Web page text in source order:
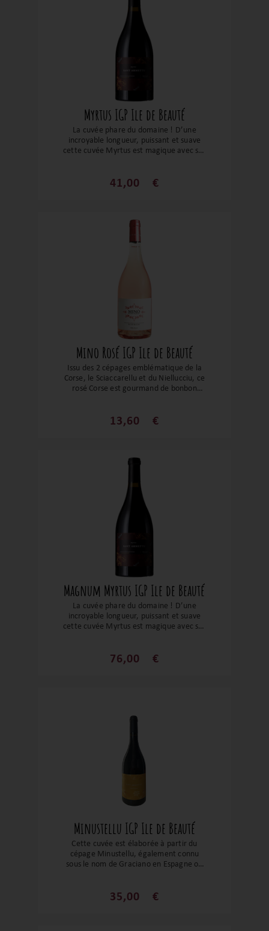
Myrtus IGP Ile de Beauté
La cuvée phare du domaine ! D’une
incroyable longueur, puissant et suave
cette cuvée Myrtus est magique avec ses
domaine !
41,00 €
Mino Rosé IGP Ile de Beauté
Issu des 2 cépages emblématique de la
Corse, le Sciaccarellu et du Niellucciu, ce
rosé Corse est gourmand de bonbon
qui sera autant la bienvenue à l’apéritif
13,60 €
Magnum Myrtus IGP Ile de Beauté
La cuvée phare du domaine ! D’une
incroyable longueur, puissant et suave
cette cuvée Myrtus est magique avec ses
domaine !
76,00 €
Minustellu IGP Ile de Beauté
Cette cuvée est élaborée à partir du
cépage Minustellu, également connu
sous le nom de Graciano en Espagne ou
vins souples aux tanins soyeux. Le nez
35,00 €